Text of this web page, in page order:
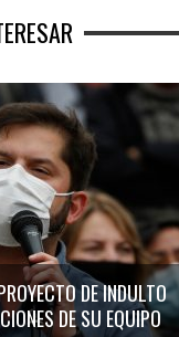
DE INDULTO
DE SU EQUIPO